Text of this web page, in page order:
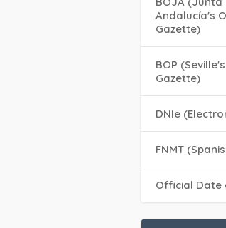
Andalucía's
Gazette)
BOP
Gazette)
DNIe
FNMT
Official Date